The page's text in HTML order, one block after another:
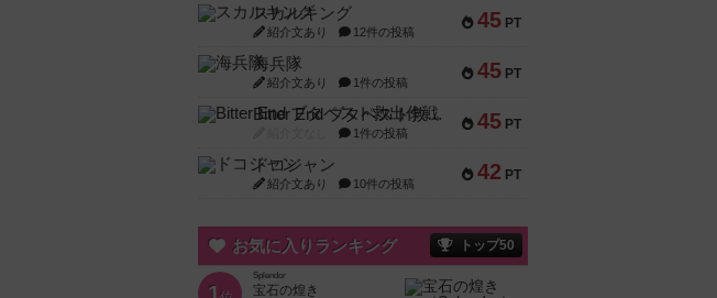
45 PT
スカルキング
紹介文あり 12件の投稿
45 PT
海兵隊
紹介文あり 1件の投稿
45 PT
Bitter End ブタペスト救出作戦
1件の投稿
42 PT
ドコジャン
紹介文あり 10件の投稿
お気に入りランキング トップ50
Splendor
宝石の煌き